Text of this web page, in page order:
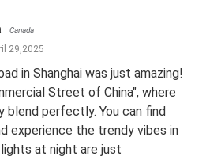
Canada
29,2025
in Shanghai was just amazing!
Street of China", where
blend perfectly. You can find
experience the trendy vibes in
at night are just